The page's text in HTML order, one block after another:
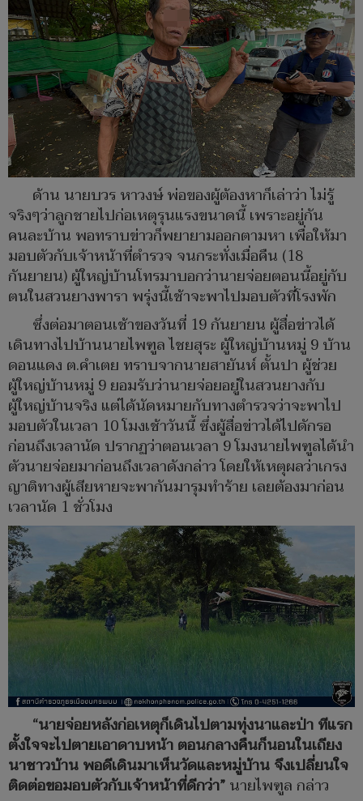
ด้าน นายบวร หาวงษ์ พ่อของผู้ต้องหาก็เล่าว่า ไม่รู้
จริงๆว่าลูกชายไปก่อเหตุรุนแรงขนาดนี้ เพราะอยู่กัน
คนละบ้าน พอทราบข่าวก็พยายามออกตามหา เพื่อให้มา
มอบตัวกับเจ้าหน้าที่ตำรวจ จนกระทั่งเมื่อคืน (18
กันยายน) ผู้ใหญ่บ้านโทรมาบอกว่านายจ่อยตอนนี้อยู่กับ
ตนในสวนยางพารา พรุ่งนี้เช้าจะพาไปมอบตัวที่โรงพัก
ซึ่งต่อมาตอนเช้าของวันที่ 19 กันยายน ผู้สื่อข่าวได้
เดินทางไปบ้านนายไพฑูล ไชยสุระ ผู้ใหญ่บ้านหมู่ 9 บ้าน
ดอนแดง ต.คำเตย ทราบจากนายสายันห์ ตั้นปา ผู้ช่วย
ผู้ใหญ่บ้านหมู่ 9 ยอมรับว่านายจ่อยอยู่ในสวนยางกับ
ผู้ใหญ่บ้านจริง แต่ได้นัดหมายกับทางตำรวจว่าจะพาไป
มอบตัวในเวลา 10 โมงเช้าวันนี้ ซึ่งผู้สื่อข่าวได้ไปดักรอ
ก่อนถึงเวลานัด ปรากฏว่าตอนเวลา 9 โมงนายไพฑูลได้นำ
ตัวนายจ่อยมาก่อนถึงเวลาดังกล่าว โดยให้เหตุผลว่าเกรง
ญาติทางผู้เสียหายจะพากันมารุมทำร้าย เลยต้องมาก่อน
เวลานัด 1 ชั่วโมง
“นายจ่อยหลังก่อเหตุก็เดินไปตามทุ่งนาและป่า ทีแรก
ตั้งใจจะไปตายเอาดาบหน้า ตอนกลางคืนก็นอนในเถียง
นาชาวบ้าน พอดีเดินมาเห็นวัดและหมู่บ้าน จึงเปลี่ยนใจ
ติดต่อขอมอบตัวกับเจ้าหน้าที่ดีกว่า”นายไพฑูล กล่าว